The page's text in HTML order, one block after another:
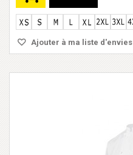
Ajouter à ma liste d'envies